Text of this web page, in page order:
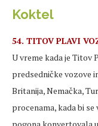
Koktel
54. TITOV PLAVI
U vreme kada je Titov
predsedničke vozove
Britanija, Nemačka,
procenama, kada bi
pogona konvertovala